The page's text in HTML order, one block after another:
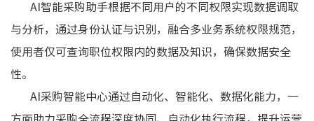
AI智能采购助手根据不同用户的不同权限实现数据调取
与分析，通过身份认证与识别，融合多业务系统权限规范，
使用者仅可查询职位权限内的数据及知识，确保数据安全
性。
AI采购智能中心通过自动化、智能化、数据化能力，一